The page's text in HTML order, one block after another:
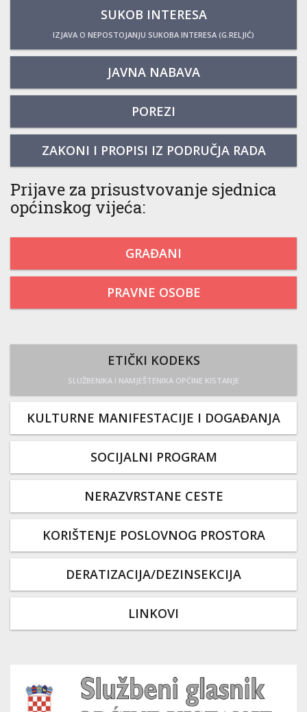
SUKOB INTERESA
IZJAVA O NEPOSTOJANJU SUKOBA INTERESA (G.RELJIĆ)
JAVNA NABAVA
POREZI
ZAKONI I PROPISI IZ PODRUČJA RADA
Prijave za prisustvovanje sjednica
općinskog vijeća:
GRAĐANI
PRAVNE OSOBE
ETIČKI KODEKS
SLUŽBENIKA I NAMJEŠTENIKA OPĆINE KISTANJE
KULTURNE MANIFESTACIJE I DOGAĐANJA
SOCIJALNI PROGRAM
NERAZVRSTANE CESTE
KORIŠTENJE POSLOVNOG PROSTORA
DERATIZACIJA/DEZINSEKCIJA
LINKOVI